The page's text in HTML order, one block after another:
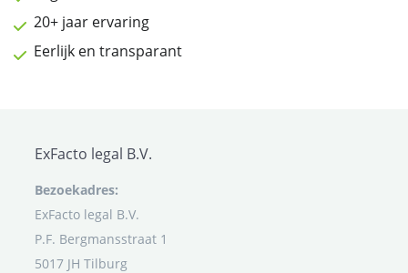
20+ jaar ervaring
Eerlijk en transparant
ExFacto legal B.V.
Bezoekadres:
ExFacto legal B.V.
P.F. Bergmansstraat 1
5017 JH Tilburg